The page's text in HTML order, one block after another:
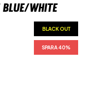
Blue/White
BLACK OUT
SPARA 40%
BLACK OUT
SPARA 40%
BLACK OUT
SPARA 40%
BLACK OUT
SPARA 40%
BLACK OUT
SPARA 40%